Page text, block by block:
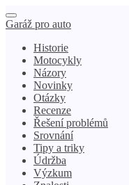
Garáž pro auto
Historie
Motocykly
Názory
Novinky
Otázky
Recenze
Řešení problémů
Srovnání
Tipy a triky
Údržba
Výzkum